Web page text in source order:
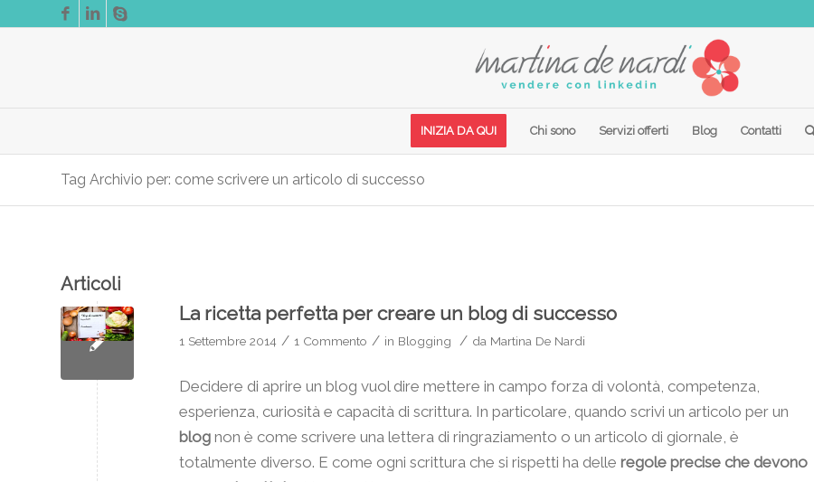
INIZIA DA QUI Chi sono Servizi offerti Blog Contatti
Tag Archivio per: come scrivere un articolo di successo
Articoli
La ricetta perfetta per creare un blog di successo
1 Settembre 2014 / 1 Commento / in Blogging / da Martina De Nardi
Decidere di aprire un blog vuol dire mettere in campo forza di volontà, competenza,
esperienza, curiosità e capacità di scrittura. In particolare, quando scrivi un articolo per un
blog non è come scrivere una lettera di ringraziamento o un articolo di giornale, è
totalmente diverso. E come ogni scrittura che si rispetti ha delle regole precise che devono